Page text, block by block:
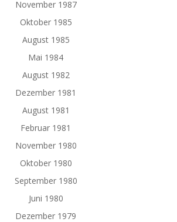
November 1987
Oktober 1985
August 1985
Mai 1984
August 1982
Dezember 1981
August 1981
Februar 1981
November 1980
Oktober 1980
September 1980
Juni 1980
Dezember 1979